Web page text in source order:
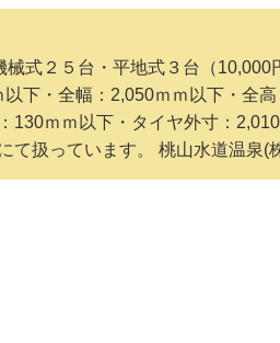
械式２５台・平地式３台（
下・全幅：2,050ｍｍ以下・全
130ｍｍ以下・タイヤ外寸：
て扱っています。 桃山水道温泉(